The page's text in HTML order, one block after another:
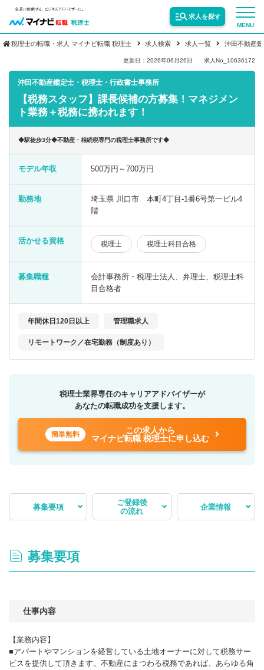
MENU
求人を探す
転職お役立ち情報
業界情報
税理士の転職・求人 マイナビ転職 税理士 求人検索 求人一覧 沖田不動産
更新日：2026年06月26日 求人No_10636172
沖田不動産鑑定士・税理士・行政書士事務所
【税務スタッフ】課長候補の方募集！マネジメン
ト業務＋税務に携われます！
◆駅徒歩3分◆不動産・相続税専門の税理士事務所です◆
モデル年収 500万円～700万円
勤務地
埼玉県 川口市 本町4丁目-1番6号第一ビル4
階
活かせる資格 税理士 税理士科目合格
募集職種
会計事務所・税理士法人、弁理士、税理士科
目合格者
年間休日120日以上 管理職求人
リモートワーク／在宅勤務（制度あり）
税理士業界専任のキャリアアドバイザーが
あなたの転職成功を支援します。
簡単無料
この求人から
マイナビ転職 税理士に申し込む
募集要項
ご登録後
の流れ
企業情報
募集要項
仕事内容
【業務内容】
■アパートやマンションを経営している土地オーナーに対して税務サー
ビスを提供して頂きます。不動産にまつわる税務であれば、あらゆる角